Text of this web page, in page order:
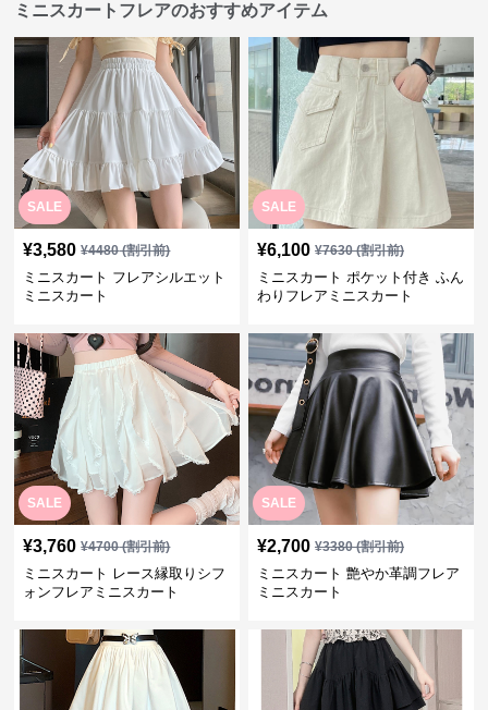
ミニスカートフレアのおすすめアイテム
SALE
¥3,580 ¥4480(割引前)
ミニスカート フレアシルエット
ミニスカート
SALE
¥6,100 ¥7630(割引前)
ミニスカート ポケット付き ふん
わりフレアミニスカート
SALE
¥3,760 ¥4700(割引前)
ミニスカート レース縁取りシフ
ォンフレアミニスカート
SALE
¥2,700 ¥3380(割引前)
ミニスカート 艶やか革調フレア
ミニスカート